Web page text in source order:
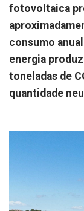
fotovoltaica
consumo
energia
toneladas de
quantidade